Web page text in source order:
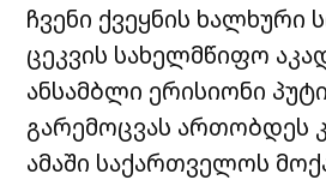
ჩვენი ქვეყნის ხალხური
ცეკვის სახელმწიფო
ანსამბლი ერისიონი
გარემოცვას ართობდეს
ამაში საქართველოს